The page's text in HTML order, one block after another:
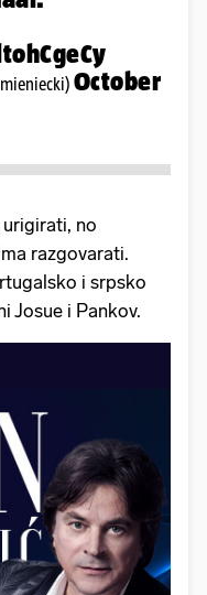
October
no
razgovarati.
i srpsko
Josue i Pankov.